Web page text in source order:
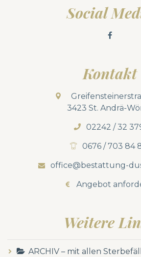
Social
Kontakt
3423 St. Andrä-
02242 / 32
0676 / 703 84
office@bestattung-
Angebot
Weitere
ARCHIV – mit allen